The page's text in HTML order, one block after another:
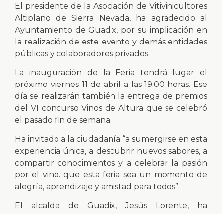
El presidente de la Asociación de Vitivinicultores
Altiplano de Sierra Nevada, ha agradecido al
Ayuntamiento de Guadix, por su implicación en
la realización de este evento y demás entidades
públicas y colaboradores privados.
La inauguración de la Feria tendrá lugar el
próximo viernes 11 de abril a las 19:00 horas. Ese
día se realizarán también la entrega de premios
del VI concurso Vinos de Altura que se celebró
el pasado fin de semana.
Ha invitado a la ciudadanía “a sumergirse en esta
experiencia única, a descubrir nuevos sabores, a
compartir conocimientos y a celebrar la pasión
por el vino. que esta feria sea un momento de
alegría, aprendizaje y amistad para todos”.
El alcalde de Guadix, Jesús Lorente, ha